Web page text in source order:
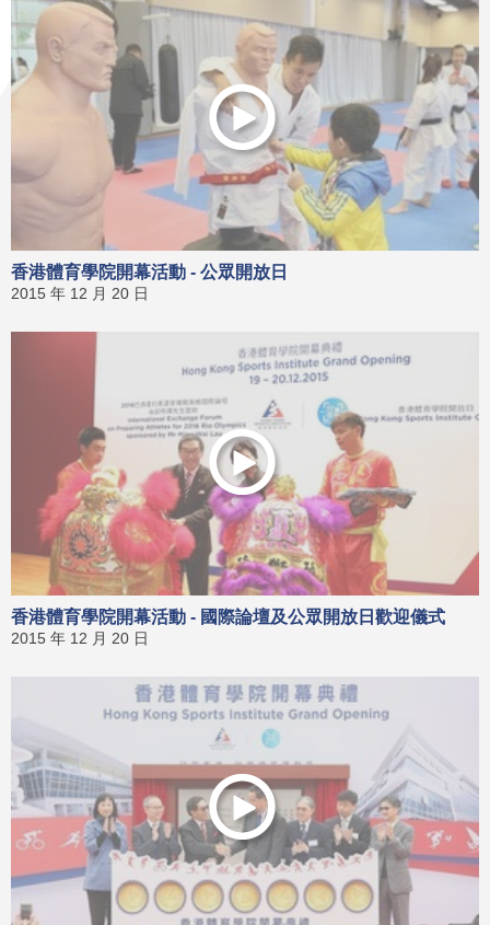
香港體育學院開幕活動 - 公眾開放日
2015 年 12 月 20 日
香港體育學院開幕活動 - 國際論壇及公眾開放日歡迎儀式
2015 年 12 月 20 日